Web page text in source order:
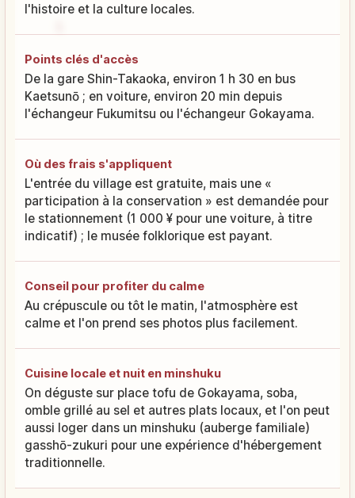
l'histoire et la culture locales.
Points clés d'accès
De la gare Shin-Takaoka, environ 1 h 30 en bus
Kaetsunō ; en voiture, environ 20 min depuis
l'échangeur Fukumitsu ou l'échangeur Gokayama.
Où des frais s'appliquent
L'entrée du village est gratuite, mais une «
participation à la conservation » est demandée pour
le stationnement (1 000 ¥ pour une voiture, à titre
indicatif) ; le musée folklorique est payant.
Conseil pour profiter du calme
Au crépuscule ou tôt le matin, l'atmosphère est
calme et l'on prend ses photos plus facilement.
Cuisine locale et nuit en minshuku
On déguste sur place tofu de Gokayama, soba,
omble grillé au sel et autres plats locaux, et l'on peut
aussi loger dans un minshuku (auberge familiale)
gasshō-zukuri pour une expérience d'hébergement
traditionnelle.